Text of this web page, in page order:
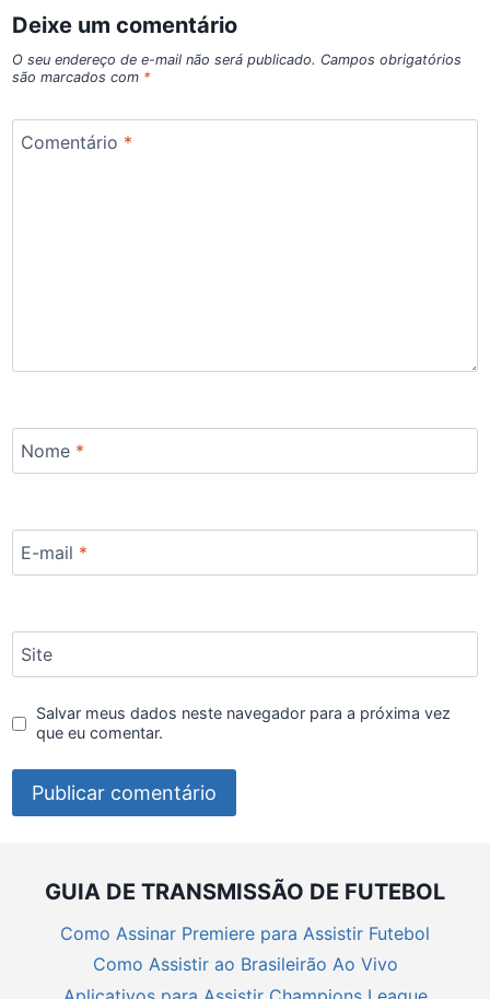
Deixe um comentário
O seu endereço de e-mail não será publicado. Campos obrigatórios
são marcados com *
Comentário *
Nome *
E-mail *
Site
Salvar meus dados neste navegador para a próxima vez
que eu comentar.
GUIA DE TRANSMISSÃO DE FUTEBOL
Como Assinar Premiere para Assistir Futebol
Como Assistir ao Brasileirão Ao Vivo